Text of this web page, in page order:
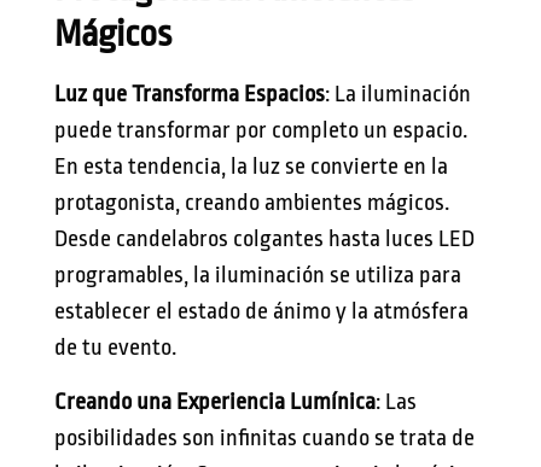
Mágicos
Luz que Transforma Espacios: La iluminación
puede transformar por completo un espacio.
En esta tendencia, la luz se convierte en la
protagonista, creando ambientes mágicos.
Desde candelabros colgantes hasta luces LED
programables, la iluminación se utiliza para
establecer el estado de ánimo y la atmósfera
de tu evento.
Creando una Experiencia Lumínica: Las
posibilidades son infinitas cuando se trata de